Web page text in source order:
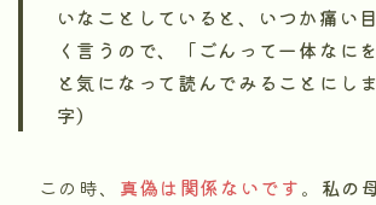
いなことしていると、いつか痛い
く言うので、「ごんって一体なに
と気になって読んでみることにし
字）
この時、 真偽は関係ないです。 私の